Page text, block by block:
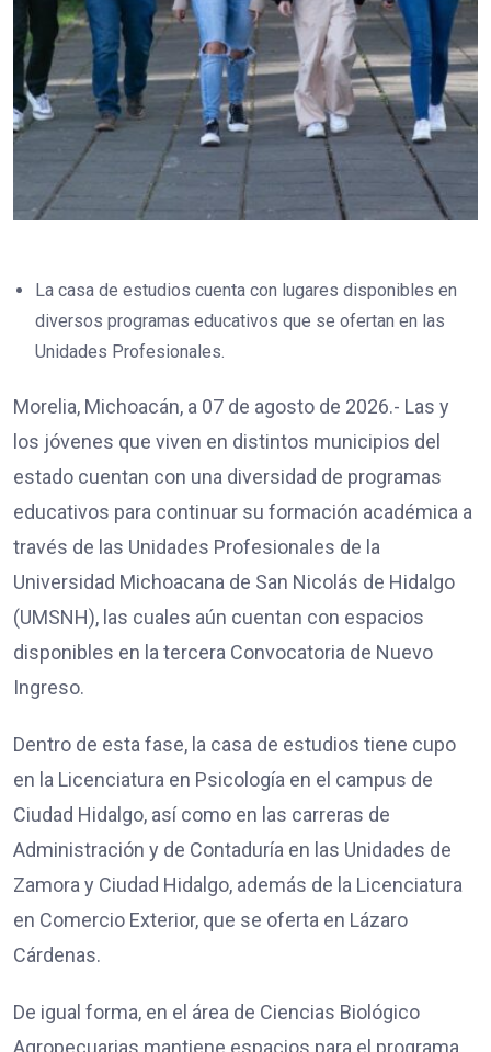
La casa de estudios cuenta con lugares disponibles en
diversos programas educativos que se ofertan en las
Unidades Profesionales.
Morelia, Michoacán, a 07 de agosto de 2026.- Las y
los jóvenes que viven en distintos municipios del
estado cuentan con una diversidad de programas
educativos para continuar su formación académica a
través de las Unidades Profesionales de la
Universidad Michoacana de San Nicolás de Hidalgo
(UMSNH), las cuales aún cuentan con espacios
disponibles en la tercera Convocatoria de Nuevo
Ingreso.
Dentro de esta fase, la casa de estudios tiene cupo
en la Licenciatura en Psicología en el campus de
Ciudad Hidalgo, así como en las carreras de
Administración y de Contaduría en las Unidades de
Zamora y Ciudad Hidalgo, además de la Licenciatura
en Comercio Exterior, que se oferta en Lázaro
Cárdenas.
De igual forma, en el área de Ciencias Biológico